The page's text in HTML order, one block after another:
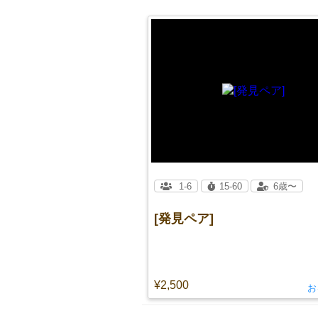
[発見ペア]
¥2,500
1-6 15-60 6歳〜